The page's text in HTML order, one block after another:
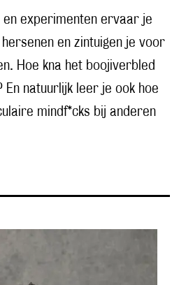
en experimenten ervaar je
en zintuigen je voor
Hoe kna het boojiverbled
En natuurlijk leer je ook hoe
mindf*cks bij anderen